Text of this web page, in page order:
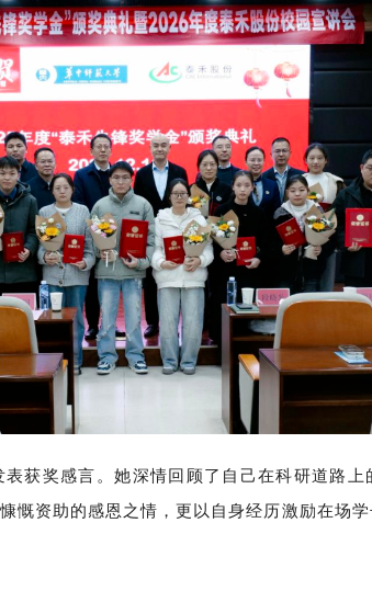
获奖感言。她深情回顾了自己在科研道路
慨资助的感恩之情，更以自身经历激励在场